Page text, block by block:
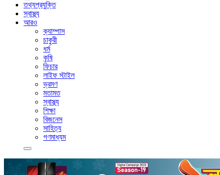
তথ্যপ্রযুক্তি
স্বাস্থ্য
আরও
ক্যাম্পাস
চাকুরী
ধর্ম
কৃষি
ফিচার
লাইফ স্টাইল
ভ্রমণ
মতামত
স্বাস্থ্য
শিক্ষা
বিজনেস
সাহিত্য
গণমাধ্যম